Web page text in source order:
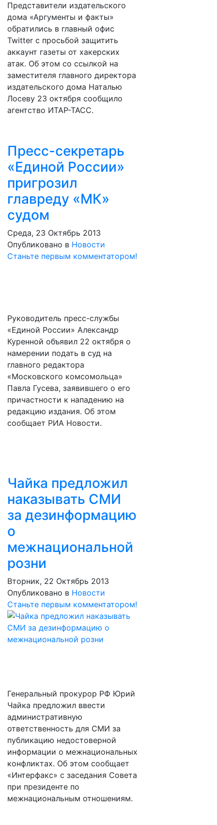
Представители издательского
дома «Аргументы и факты»
обратились в главный офис
Twitter с просьбой защитить
аккаунт газеты от хакерских
атак. Об этом со ссылкой на
заместителя главного директора
издательского дома Наталью
Лосеву 23 октября сообщило
агентство ИТАР-ТАСС.
Пресс-секретарь
«Единой России»
пригрозил
главреду «МК»
судом
Среда, 23 Октябрь 2013
Опубликовано в Новости
Станьте первым комментатором!
Руководитель пресс-службы
«Единой России» Александр
Куренной объявил 22 октября о
намерении подать в суд на
главного редактора
«Московского комсомольца»
Павла Гусева, заявившего о его
причастности к нападению на
редакцию издания. Об этом
сообщает РИА Новости.
Чайка предложил
наказывать СМИ
за дезинформацию
о
межнациональной
розни
Вторник, 22 Октябрь 2013
Опубликовано в Новости
Станьте первым комментатором!
Генеральный прокурор РФ Юрий
Чайка предложил ввести
административную
ответственность для СМИ за
публикацию недостоверной
информации о межнациональных
конфликтах. Об этом сообщает
«Интерфакс» с заседания Совета
при президенте по
межнациональным отношениям.